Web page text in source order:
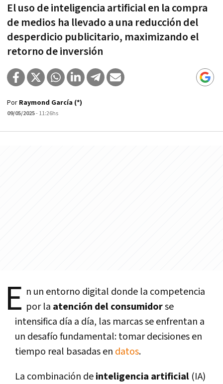
El uso de inteligencia artificial en la compra
de medios ha llevado a una reducción del
desperdicio publicitario, maximizando el
retorno de inversión
Por Raymond García (*)
09/05/2025- 11:26hs
E n un entorno digital donde la competencia
por la atención del consumidorse
intensifica día a día, las marcas se enfrentan a
un desafío fundamental: tomar decisiones en
tiempo real basadas en datos.
La combinación deinteligencia artificial (IA)